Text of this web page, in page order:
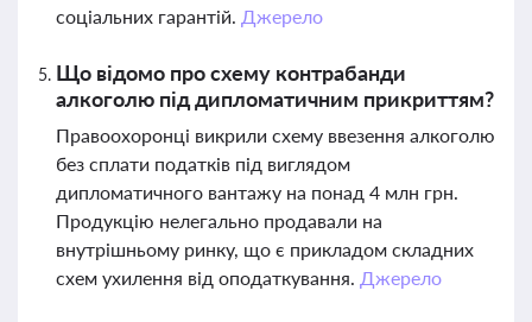
соціальних гарантій. Джерело
Що відомо про схему контрабанди
алкоголю під дипломатичним прикриттям?
Правоохоронці викрили схему ввезення алкоголю
без сплати податків під виглядом
дипломатичного вантажу на понад 4 млн грн.
Продукцію нелегально продавали на
внутрішньому ринку, що є прикладом складних
схем ухилення від оподаткування. Джерело